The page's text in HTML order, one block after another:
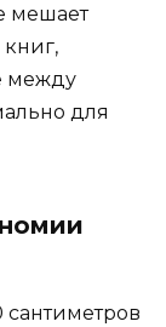
мешает
между
для